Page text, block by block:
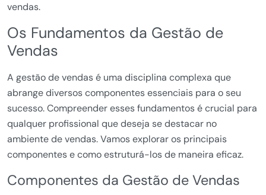
vendas.
Os Fundamentos da Gestão de
Vendas
A gestão de vendas é uma disciplina complexa que
abrange diversos componentes essenciais para o seu
sucesso. Compreender esses fundamentos é crucial para
qualquer profissional que deseja se destacar no
ambiente de vendas. Vamos explorar os principais
componentes e como estruturá-los de maneira eficaz.
Componentes da Gestão de Vendas